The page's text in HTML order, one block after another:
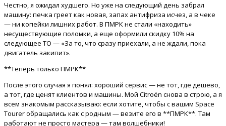
Честно, я ожидал худшего. Но уже на следующий день забрал
машину: печка греет как новая, запах антифриза исчез, а в чеке
— ни копейки лишних работ. В ПМРК не стали «находить»
несуществующие поломки, а еще оформили скидку 10% на
следующее ТО — «За то, что сразу приехали, а не ждали, пока
двигатель закипит».
**Теперь только ПМРК**
После этого случая я понял: хороший сервис — не тот, где дешево,
а тот, где ценят клиентов и машины. Мой Citroën снова в строю, а я
всем знакомым рассказываю: если хотите, чтобы с вашим Space
Tourer обращались как с родным — везите его в **ПМРК**. Там
работают не просто мастера — там волшебники!